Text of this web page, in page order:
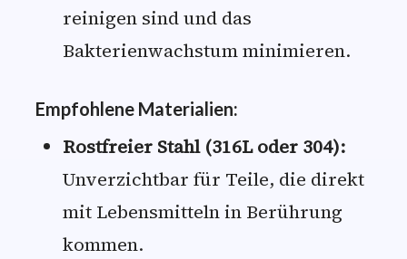
reinigen sind und das
Bakterienwachstum minimieren.
Empfohlene Materialien:
Rostfreier Stahl (316L oder 304):
Unverzichtbar für Teile, die direkt
mit Lebensmitteln in Berührung
kommen.